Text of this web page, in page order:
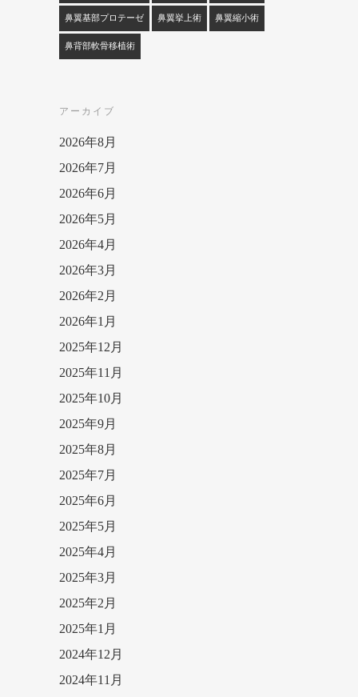
鼻翼基部プロテーゼ 鼻翼挙上術 鼻翼縮小術
鼻背部軟骨移植術
アーカイブ
2026年8月
2026年7月
2026年6月
2026年5月
2026年4月
2026年3月
2026年2月
2026年1月
2025年12月
2025年11月
2025年10月
2025年9月
2025年8月
2025年7月
2025年6月
2025年5月
2025年4月
2025年3月
2025年2月
2025年1月
2024年12月
2024年11月